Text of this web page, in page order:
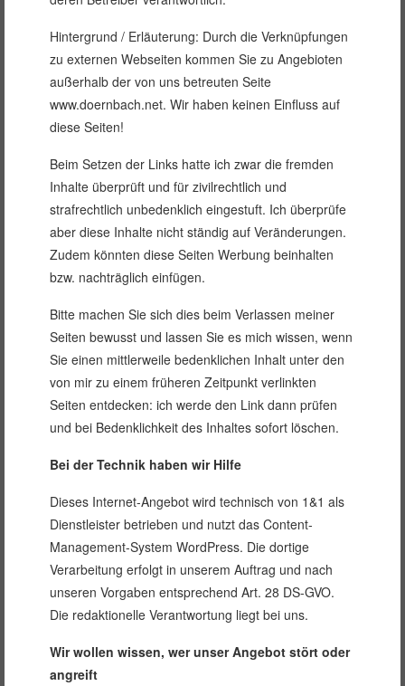
Hintergrund / Erläuterung: Durch die Verknüpfungen
zu externen Webseiten kommen Sie zu Angebioten
außerhalb der von uns betreuten Seite
www.doernbach.net. Wir haben keinen Einfluss auf
diese Seiten!
Beim Setzen der Links hatte ich zwar die fremden
Inhalte überprüft und für zivilrechtlich und
strafrechtlich unbedenklich eingestuft. Ich überprüfe
aber diese Inhalte nicht ständig auf Veränderungen.
Zudem könnten diese Seiten Werbung beinhalten
bzw. nachträglich einfügen.
Bitte machen Sie sich dies beim Verlassen meiner
Seiten bewusst und lassen Sie es mich wissen, wenn
Sie einen mittlerweile bedenklichen Inhalt unter den
von mir zu einem früheren Zeitpunkt verlinkten
Seiten entdecken: ich werde den Link dann prüfen
und bei Bedenklichkeit des Inhaltes sofort löschen.
Bei der Technik haben wir Hilfe
Dieses Internet-Angebot wird technisch von 1&1 als
Dienstleister betrieben und nutzt das Content-
Management-System WordPress. Die dortige
Verarbeitung erfolgt in unserem Auftrag und nach
unseren Vorgaben entsprechend Art. 28 DS-GVO.
Die redaktionelle Verantwortung liegt bei uns.
Wir wollen wissen, wer unser Angebot stört oder
angreift